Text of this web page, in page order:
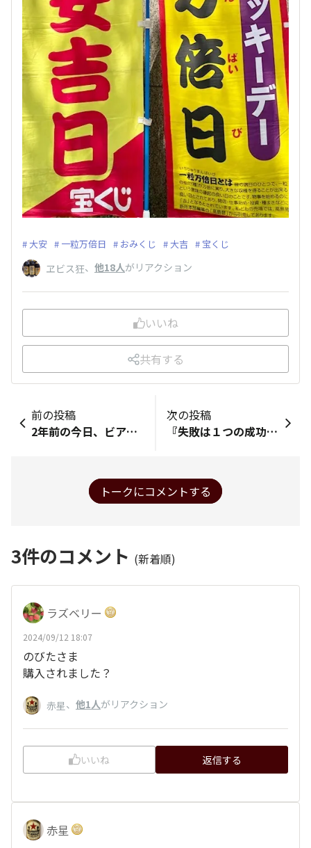
大安 一粒万倍日 おみくじ 大吉 宝くじ
ヱビス狂、 他18人がリアクション
いいね
共有する
前の投稿
2年前の今日、ビア検3級受かりました😊 スコアレポートです😅
次の投稿
『失敗は１つの成功である』 by 海童霊麻我貫逸閑 あ、さっき、扇子修理用に和紙を買って来たンだけどね まぁ、有隣堂で探したから仕方が無いのだが・・・ 『破れないor破れにくい丈夫な紙はありませんか？』と聞いたのが悪かった 「何にお使いで？」と来て扇子と答えたら「専用の紙は分かりません」と来て・・・ まぁ、店員さんとしては変なモンは売る訳には行かんだろうから仕方が無いのだが、俺としては『失敗しても良いじゃないか ニンゲンだもの』てな訳で(苦笑) あ、違うな・・・ 『不明なら 敢えて失敗 大歓迎』 てな性分なモンでね ＾皿＾ゞ 何なら『失敗する為に、間違ったモンを買って試してみようじゃないか♪』とね まぁ、そんなコンナで、それでも成功に近しいと思われる、有隣堂で販売されている『1番分厚い和紙(しかも手漉き)』を購入してきた 失敗も良い経験さァ♪ 最初の1回で成功しよう(させよう)と思うのが間違いやねんてな(笑) 因みに・・・ 購入前は出来なかったが、敢えて(端っこを)破ってみた うん、破けた(爆) でも今までの紙よりも粘り(？)がある 破った端から、繊維状に顔を覗かせて来るのだ コレなら、柿渋か蜜蝋を浸透させて、(向きを変えて)数枚重ねにすれば丈夫な、正に『破れにくい扇子地紙』になりそうやな♪ あ・・・そうそう まだ暑いが、もう時期的には『秋』で良いンだよね？ であれば、もう時季外れだからか、メロンが30％OFFで売り出されていたから買って来た♪ 切り売りなンだけどね(苦笑) みずみずしく色艶良くて、実にンまそうだ (〃∀〃) ～♪
トークにコメントする
3件のコメント (新着順)
ラズベリー
2024/09/12 18:07
のびたさま
購入されました？
赤星、 他1人がリアクション
いいね 返信する
赤星